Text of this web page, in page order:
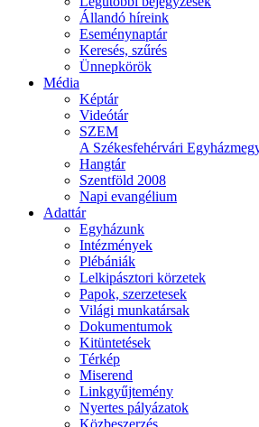
Állandó híreink
Eseménynaptár
Keresés, szűrés
Ünnepkörök
Média
Képtár
Videótár
SZEM
A Székesfehérvári
Hangtár
Szentföld 2008
Napi evangélium
Adattár
Egyházunk
Intézmények
Plébániák
Lelkipásztori körzetek
Papok, szerzetesek
Világi munkatársak
Dokumentumok
Kitüntetések
Térkép
Miserend
Linkgyűjtemény
Nyertes pályázatok
Közbeszerzés